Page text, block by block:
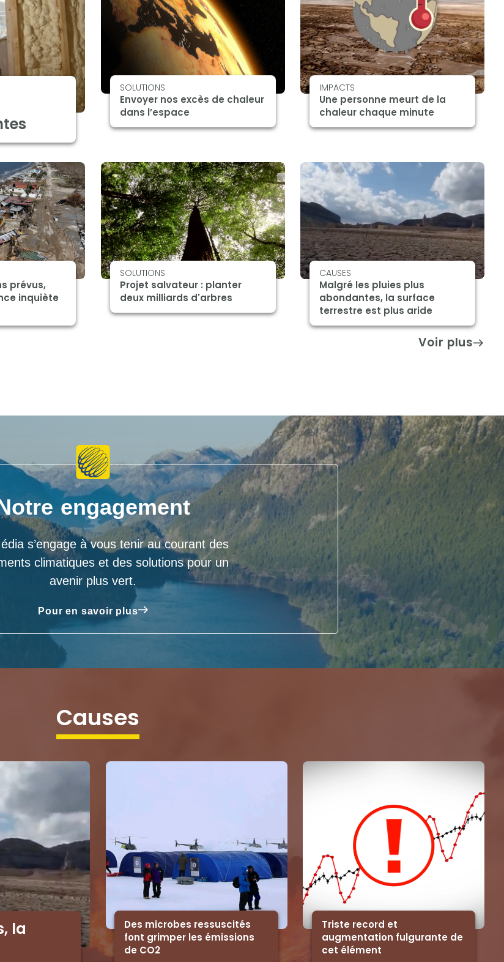
SOLUTIONS
Envoyer nos excès de chaleur
dans l’espace
IMPACTS
Une personne meurt de la
chaleur chaque minute
prévus,
inquiète
SOLUTIONS
Projet salvateur : planter
deux milliards d'arbres
CAUSES
Malgré les pluies plus
abondantes, la surface
terrestre est plus aride
Voir plus
engagement
s’engage à vous tenir au courant des
climatiques et des solutions pour un
avenir plus vert.
Pour en savoir plus
causes
la
Des microbes ressuscités
font grimper les émissions
de CO2
Triste record et
augmentation fulgurante de
cet élément